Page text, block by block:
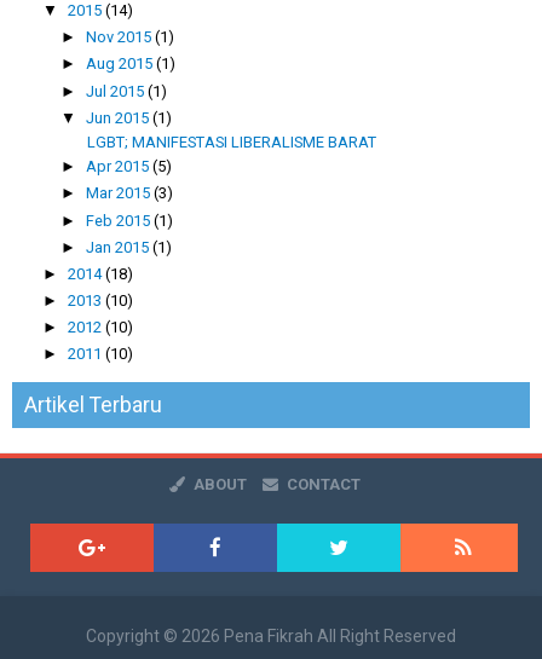
▼ 2015 (14)
►Nov 2015(1)
►Aug 2015(1)
►Jul 2015(1)
▼Jun 2015(1)
LGBT; MANIFESTASI LIBERALISME BARAT
►Apr 2015(5)
►Mar 2015(3)
►Feb 2015(1)
►Jan 2015(1)
► 2014(18)
► 2013 (10)
► 2012 (10)
► 2011 (10)
Artikel Terbaru
ABOUT CONTACT
Copyright © 2026 Pena Fikrah All Right Reserved